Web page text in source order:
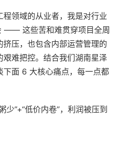
领域的从业者，我是对行业
—— 这些苦和难贯穿项目全周
压，也包含内部运营管理的
难把控。结合我们湖南星泽
下面 6 大核心痛点，每一点都
少”+“低价内卷”，利润被压到